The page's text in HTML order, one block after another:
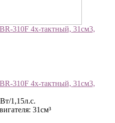
310F 4х-тактный, 31см3,
310F 4х-тактный, 31см3,
1,15л.с.
31см³